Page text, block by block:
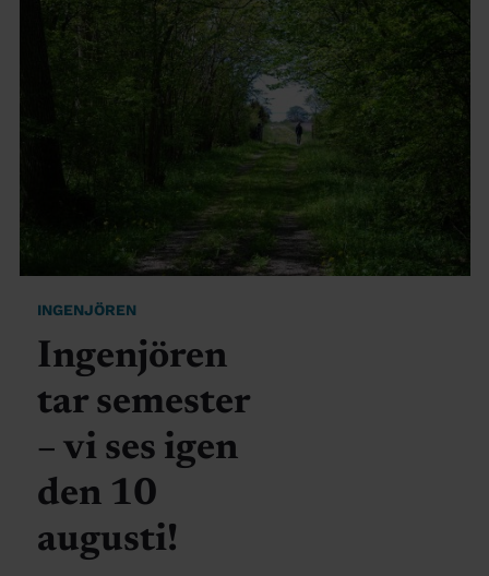
INGENJÖREN
Ingenjören
tar semester
– vi ses igen
den 10
augusti!